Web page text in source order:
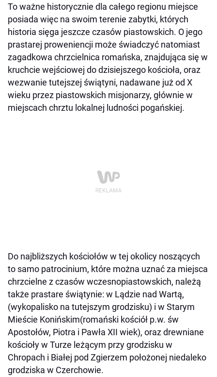
To ważne historycznie dla całego regionu miejsce
posiada więc na swoim terenie zabytki, których
historia sięga jeszcze czasów piastowskich. O jego
prastarej proweniencji może świadczyć natomiast
zagadkowa chrzcielnica romańska, znajdująca się w
kruchcie wejściowej do dzisiejszego kościoła, oraz
wezwanie tutejszej świątyni, nadawane już od X
wieku przez piastowskich misjonarzy, głównie w
miejscach chrztu lokalnej ludności pogańskiej.
Do najbliższych kościołów w tej okolicy noszących
to samo patrocinium, które można uznać za miejsca
chrzcielne z czasów wczesnopiastowskich, należą
także prastare świątynie: w Lądzie nad Wartą,
(wykopalisko na tutejszym grodzisku) i w Starym
Mieście Konińskim(romański kościół p.w. św
Apostołów, Piotra i Pawła XII wiek), oraz drewniane
kościoły w Turze leżącym przy grodzisku w
Chropach i Białej pod Zgierzem położonej niedaleko
grodziska w Czerchowie.